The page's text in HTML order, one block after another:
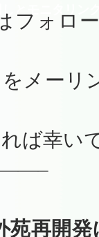
しとモニタリ
フォロ
メーリ
ば幸い
苑再開